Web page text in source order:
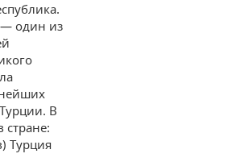
— один из
В
Турция